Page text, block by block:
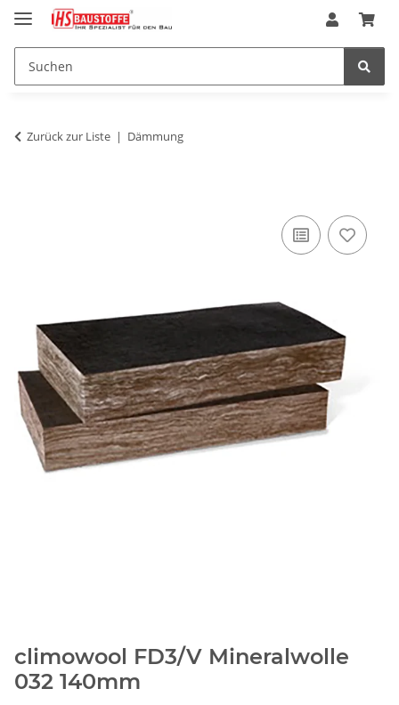
Zurück zur Liste Dämmung
climowool FD3/V Mineralwolle
032 140mm